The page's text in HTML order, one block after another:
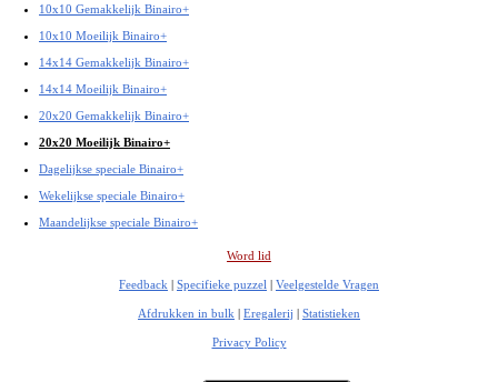
10x10 Gemakkelijk Binairo+
10x10 Moeilijk Binairo+
14x14 Gemakkelijk Binairo+
14x14 Moeilijk Binairo+
20x20 Gemakkelijk Binairo+
20x20 Moeilijk Binairo+
Dagelijkse speciale Binairo+
Wekelijkse speciale Binairo+
Maandelijkse speciale Binairo+
Word lid
Feedback | Specifieke puzzel | Veelgestelde Vragen
Afdrukken in bulk | Eregalerij | Statistieken
Privacy Policy